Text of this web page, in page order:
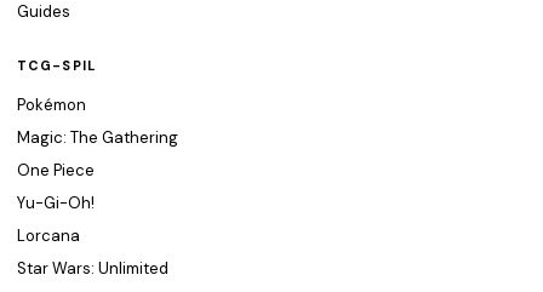
Guides
TCG-SPIL
Pokémon
Magic: The Gathering
One Piece
Yu-Gi-Oh!
Lorcana
Star Wars: Unlimited